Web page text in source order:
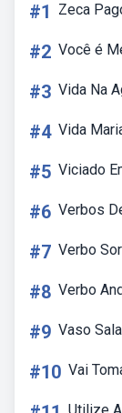
#1 Zeca
#2 Você é
#3 Vida Na
#4 Vida
#5 Viciado
#6 Verbos
#7 Verbo
#8 Verbo
#9 Vaso
#10 Vai